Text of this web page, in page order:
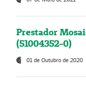
Prestador
(51004352-0)
01 de Outubro de 2020